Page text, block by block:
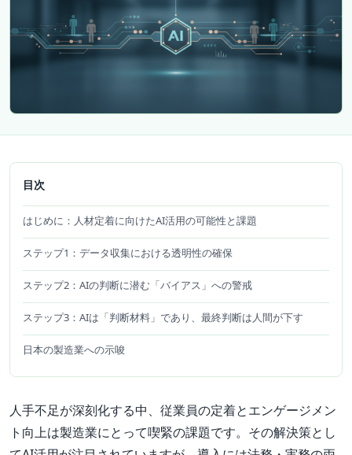
目次
はじめに：人材定着に向けたAI活用の可能性と課題
ステップ1：データ収集における透明性の確保
ステップ2：AIの判断に潜む「バイアス」への警戒
ステップ3：AIは「判断材料」であり、最終判断は人間が下す
日本の製造業への示唆
人手不足が深刻化する中、従業員の定着とエンゲージメン
ト向上は製造業にとって喫緊の課題です。その解決策とし